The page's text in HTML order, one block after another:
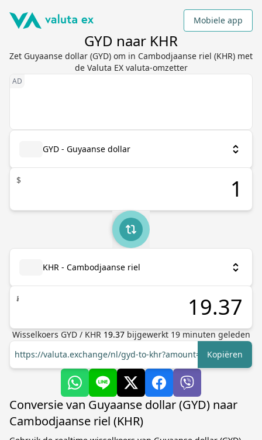
Mobiele app
GYD naar KHR
Zet Guyaanse dollar (GYD) om in Cambodjaanse riel (KHR) met
de Valuta EX valuta-omzetter
GYD - Guyaanse dollar
$
KHR - Cambodjaanse riel
៛
Wisselkoers GYD/ KHR 19.37 bijgewerkt 19minuten geleden
https://valuta.exchange/nl/gyd-to-khr?amount=1
Kopiëren
Conversie van Guyaanse dollar (GYD) naar
Cambodjaanse riel (KHR)